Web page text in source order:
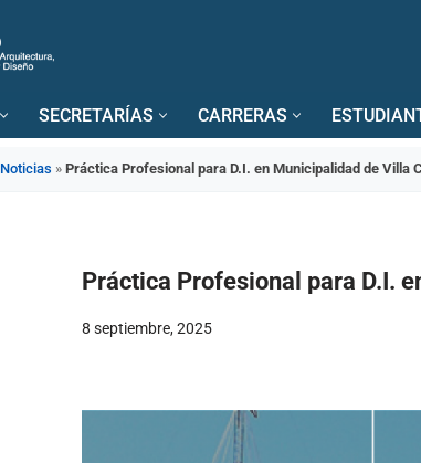
SECRETARÍAS CARRERAS
Noticias » Práctica Profesional para D.I. en Municipalidad de Villa
Práctica Profesional para D.I.
8 septiembre, 2025